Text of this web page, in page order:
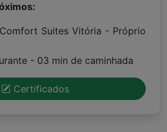
Suites Vitória - Próprio
- 03 min de caminhada
Certificados